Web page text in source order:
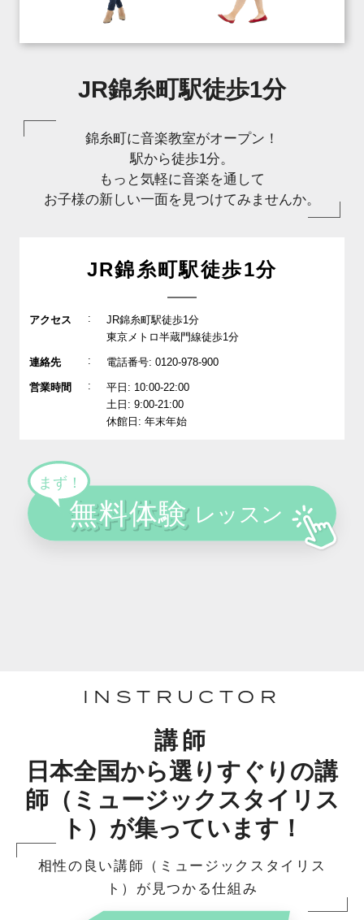
JR錦糸町駅徒歩1分
錦糸町に音楽教室がオープン！
駅から徒歩1分。
もっと気軽に音楽を通して
お子様の新しい一面を見つけてみませんか。
JR錦糸町駅徒歩1分
アクセス :
JR錦糸町駅徒歩1分
東京メトロ半蔵門線徒歩1分
連絡先 : 電話番号: 0120-978-900
営業時間 :
平日: 10:00-22:00
土日: 9:00-21:00
休館日: 年末年始
INSTRUCTOR
講師
日本全国から選りすぐりの講
師（ミュージックスタイリス
ト）が集っています！
相性の良い講師（ミュージックスタイリス
ト）が見つかる仕組み